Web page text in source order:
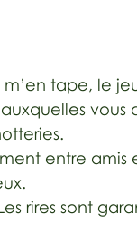
tape, le
vous
entre amis
rires sont